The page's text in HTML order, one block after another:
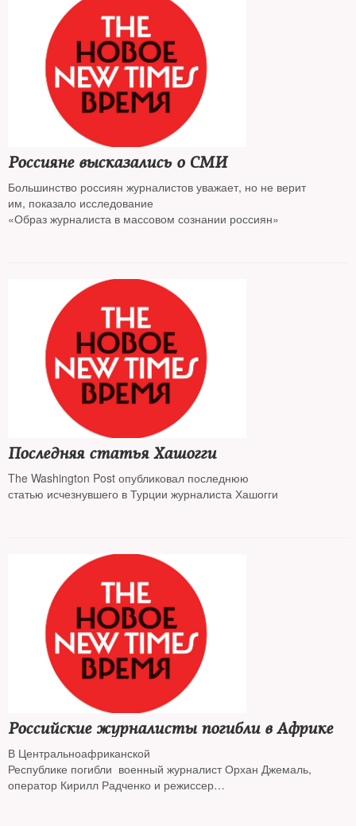
Россияне высказались о СМИ
Большинство россиян журналистов уважает, но не верит
им, показало исследование
«Образ журналиста в массовом сознании россиян»
Последняя статья Хашогги
The Washington Post опубликовал последнюю
статью исчезнувшего в Турции журналиста Хашогги
Российские журналисты погибли в Африке
В Центральноафриканской
Республике погибли военный журналист Орхан Джемаль,
оператор Кирилл Радченко и режиссер